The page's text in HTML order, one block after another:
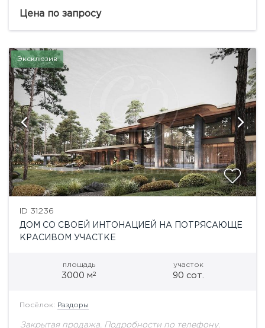
Цена по запросу
Эксклюзив
ID 31236
ДОМ СО СВОЕЙ ИНТОНАЦИЕЙ НА ПОТРЯСАЮЩЕ
КРАСИВОМ УЧАСТКЕ
площадь
3000 м2
участок
90 сот.
Посёлок: Раздоры
Закрытая продажа. Подробности по телефону.